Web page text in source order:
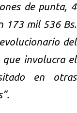
de punta, 4
173 mil 536 Bs.
del
que involucra el
en otras